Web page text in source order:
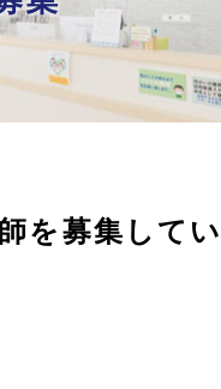
を募集してい